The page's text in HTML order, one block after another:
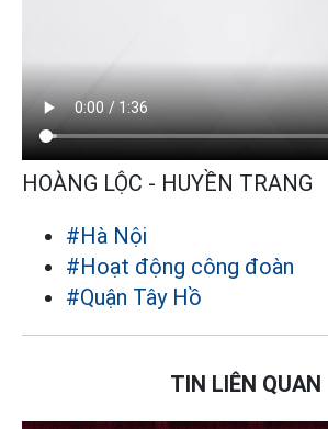
HOÀNG LỘC - HUYỀN TRANG
#Hà Nội
#Hoạt động công đoàn
#Quận Tây Hồ
TIN LIÊN QUAN